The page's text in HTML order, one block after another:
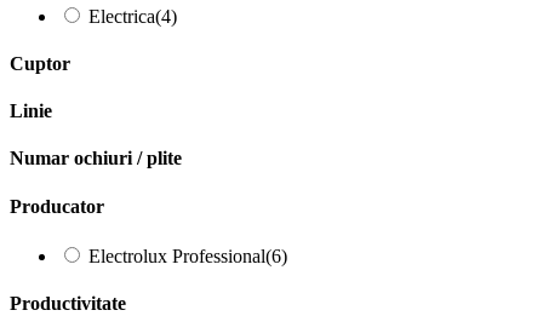
Electrica(4)
Cuptor
Linie
Numar ochiuri / plite
Producator
Electrolux Professional(6)
Productivitate